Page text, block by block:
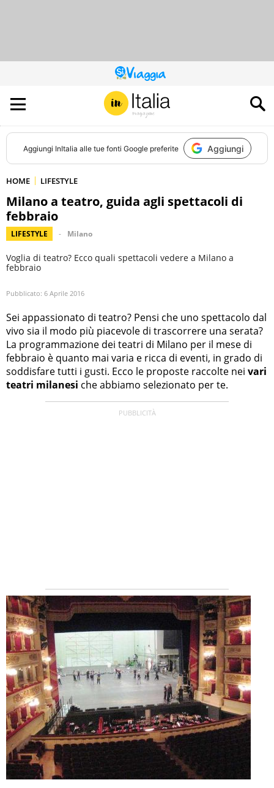
QUESTO
SITO
CONTRIBUISCE
ALL’AUDIENCE
DI
Aggiungi InItalia alle tue fonti Google preferite Aggiungi
HOME LIFESTYLE
Milano a teatro, guida agli spettacoli di
febbraio
LIFESTYLE Milano
Voglia di teatro? Ecco quali spettacoli vedere a Milano a
febbraio
Pubblicato: 6 Aprile 2016
Sei appassionato di teatro? Pensi che uno spettacolo dal
vivo sia il modo più piacevole di trascorrere una serata?
La programmazione dei teatri di Milano per il mese di
febbraio è quanto mai varia e ricca di eventi, in grado di
soddisfare tutti i gusti. Ecco le proposte raccolte nei vari
teatri milanesi che abbiamo selezionato per te.